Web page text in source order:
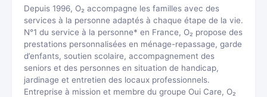
Depuis 1996, O₂ accompagne les familles avec des
services à la personne adaptés à chaque étape de la vie.
N°1 du service à la personne* en France, O₂ propose des
prestations personnalisées en ménage-repassage, garde
d’enfants, soutien scolaire, accompagnement des
seniors et des personnes en situation de handicap,
jardinage et entretien des locaux professionnels.
Entreprise à mission et membre du groupe Oui Care, O₂